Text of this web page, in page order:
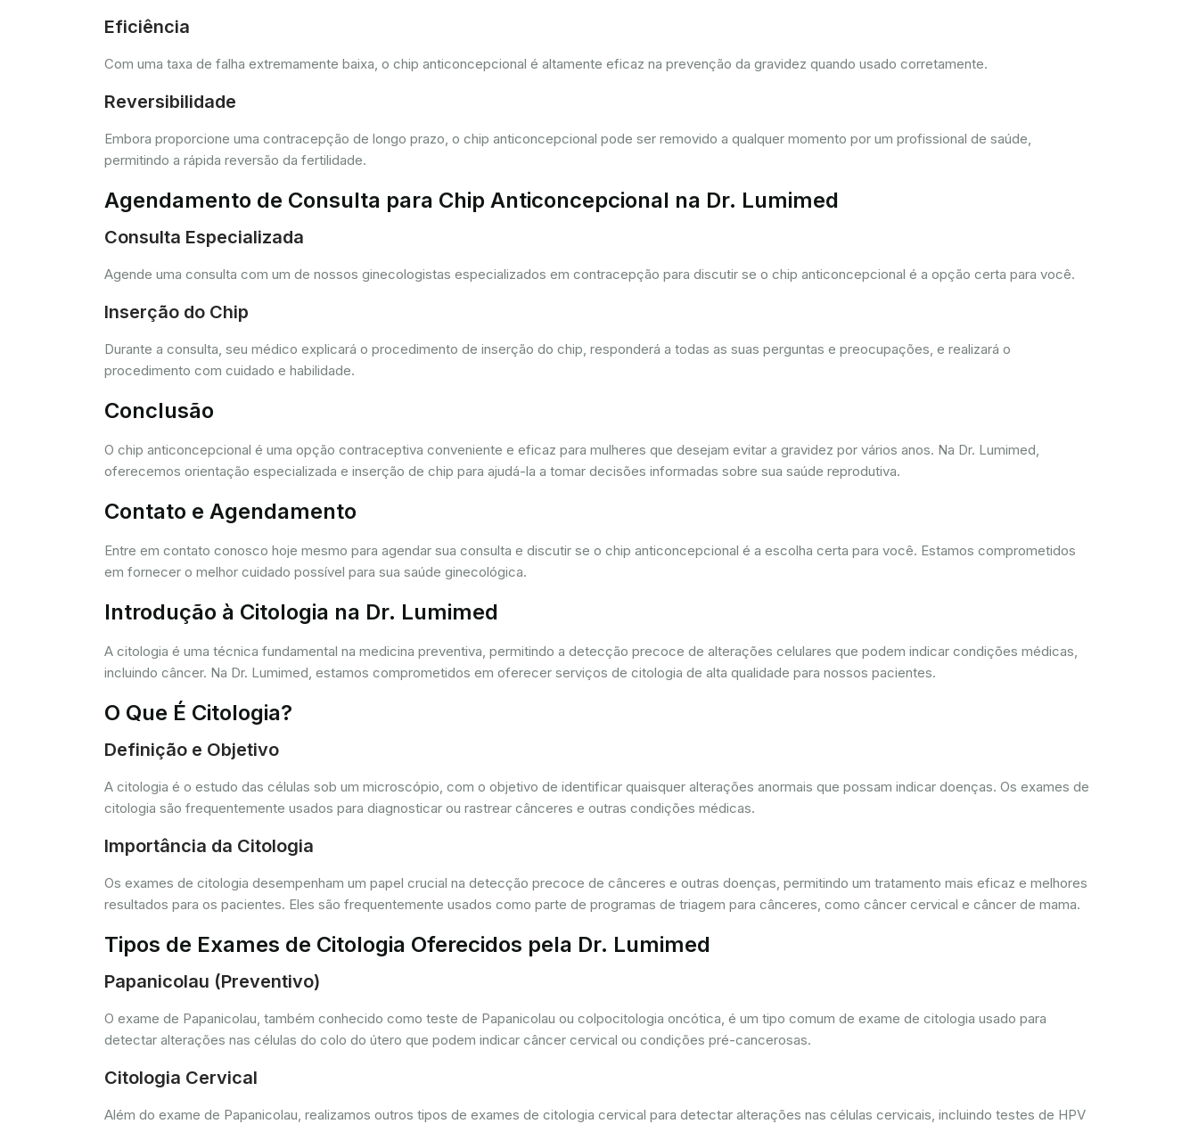
Eficiência
Com uma taxa de falha extremamente baixa, o chip anticoncepcional é altamente eficaz na prevenção da gravidez quando usado corretamente.
Reversibilidade
Embora proporcione uma contracepção de longo prazo, o chip anticoncepcional pode ser removido a qualquer momento por um profissional de saúde,
permitindo a rápida reversão da fertilidade.
Agendamento de Consulta para Chip Anticoncepcional na Dr. Lumimed
Consulta Especializada
Agende uma consulta com um de nossos ginecologistas especializados em contracepção para discutir se o chip anticoncepcional é a opção certa para você.
Inserção do Chip
Durante a consulta, seu médico explicará o procedimento de inserção do chip, responderá a todas as suas perguntas e preocupações, e realizará o
procedimento com cuidado e habilidade.
Conclusão
O chip anticoncepcional é uma opção contraceptiva conveniente e eficaz para mulheres que desejam evitar a gravidez por vários anos. Na Dr. Lumimed,
oferecemos orientação especializada e inserção de chip para ajudá-la a tomar decisões informadas sobre sua saúde reprodutiva.
Contato e Agendamento
Entre em contato conosco hoje mesmo para agendar sua consulta e discutir se o chip anticoncepcional é a escolha certa para você. Estamos comprometidos
em fornecer o melhor cuidado possível para sua saúde ginecológica.
Introdução à Citologia na Dr. Lumimed
A citologia é uma técnica fundamental na medicina preventiva, permitindo a detecção precoce de alterações celulares que podem indicar condições médicas,
incluindo câncer. Na Dr. Lumimed, estamos comprometidos em oferecer serviços de citologia de alta qualidade para nossos pacientes.
O Que É Citologia?
Definição e Objetivo
A citologia é o estudo das células sob um microscópio, com o objetivo de identificar quaisquer alterações anormais que possam indicar doenças. Os exames de
citologia são frequentemente usados para diagnosticar ou rastrear cânceres e outras condições médicas.
Importância da Citologia
Os exames de citologia desempenham um papel crucial na detecção precoce de cânceres e outras doenças, permitindo um tratamento mais eficaz e melhores
resultados para os pacientes. Eles são frequentemente usados como parte de programas de triagem para cânceres, como câncer cervical e câncer de mama.
Tipos de Exames de Citologia Oferecidos pela Dr. Lumimed
Papanicolau (Preventivo)
O exame de Papanicolau, também conhecido como teste de Papanicolau ou colpocitologia oncótica, é um tipo comum de exame de citologia usado para
detectar alterações nas células do colo do útero que podem indicar câncer cervical ou condições pré-cancerosas.
Citologia Cervical
Além do exame de Papanicolau, realizamos outros tipos de exames de citologia cervical para detectar alterações nas células cervicais, incluindo testes de HPV